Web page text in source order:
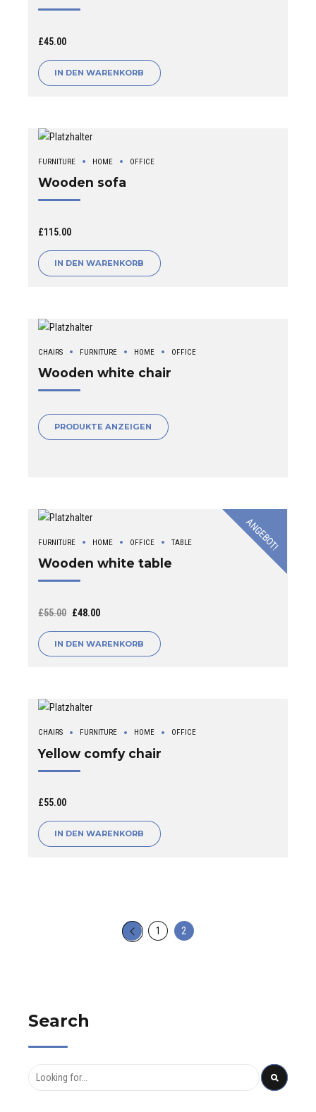
£45.00
IN DEN WARENKORB
FURNITURE HOME OFFICE
Wooden sofa
£115.00
IN DEN WARENKORB
CHAIRS FURNITURE HOME OFFICE
Wooden white chair
PRODUKTE ANZEIGEN
ANGEBOT!
FURNITURE HOME OFFICE TABLE
Wooden white table
£55.00 Ursprünglicher
Preis
war:
£48.00Aktueller
Preis
ist:
IN DEN WARENKORB
CHAIRS FURNITURE HOME OFFICE
Yellow comfy chair
£55.00
IN DEN WARENKORB
← 1 2
Search